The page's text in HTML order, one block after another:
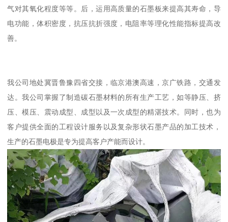
气对其氧化程度等等。后，运用高质量的石墨板来提高其寿命，导
电功能，体积密度，抗压抗折强度，电阻率等理化性能指标提高改
善。
我公司地处冀晋鲁豫四省交接，临京港澳高速，京广铁路，交通发
达。我公司掌握了制造碳石墨材料的所有生产工艺，如等静压、挤
压、模压、震动成型、成型以及一次成型的精湛技术。同时，也为
客户提供全面的工程设计服务以及复杂形状石墨产品的加工技术，
生产的石墨电极是专为提高客户产能而设计。